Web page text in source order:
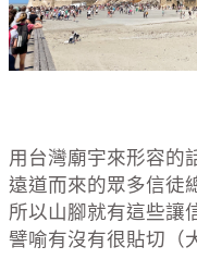
用台灣廟宇來形容的
遠道而來的眾多信徒
所以山腳就有這些讓
譬喻有沒有很貼切（